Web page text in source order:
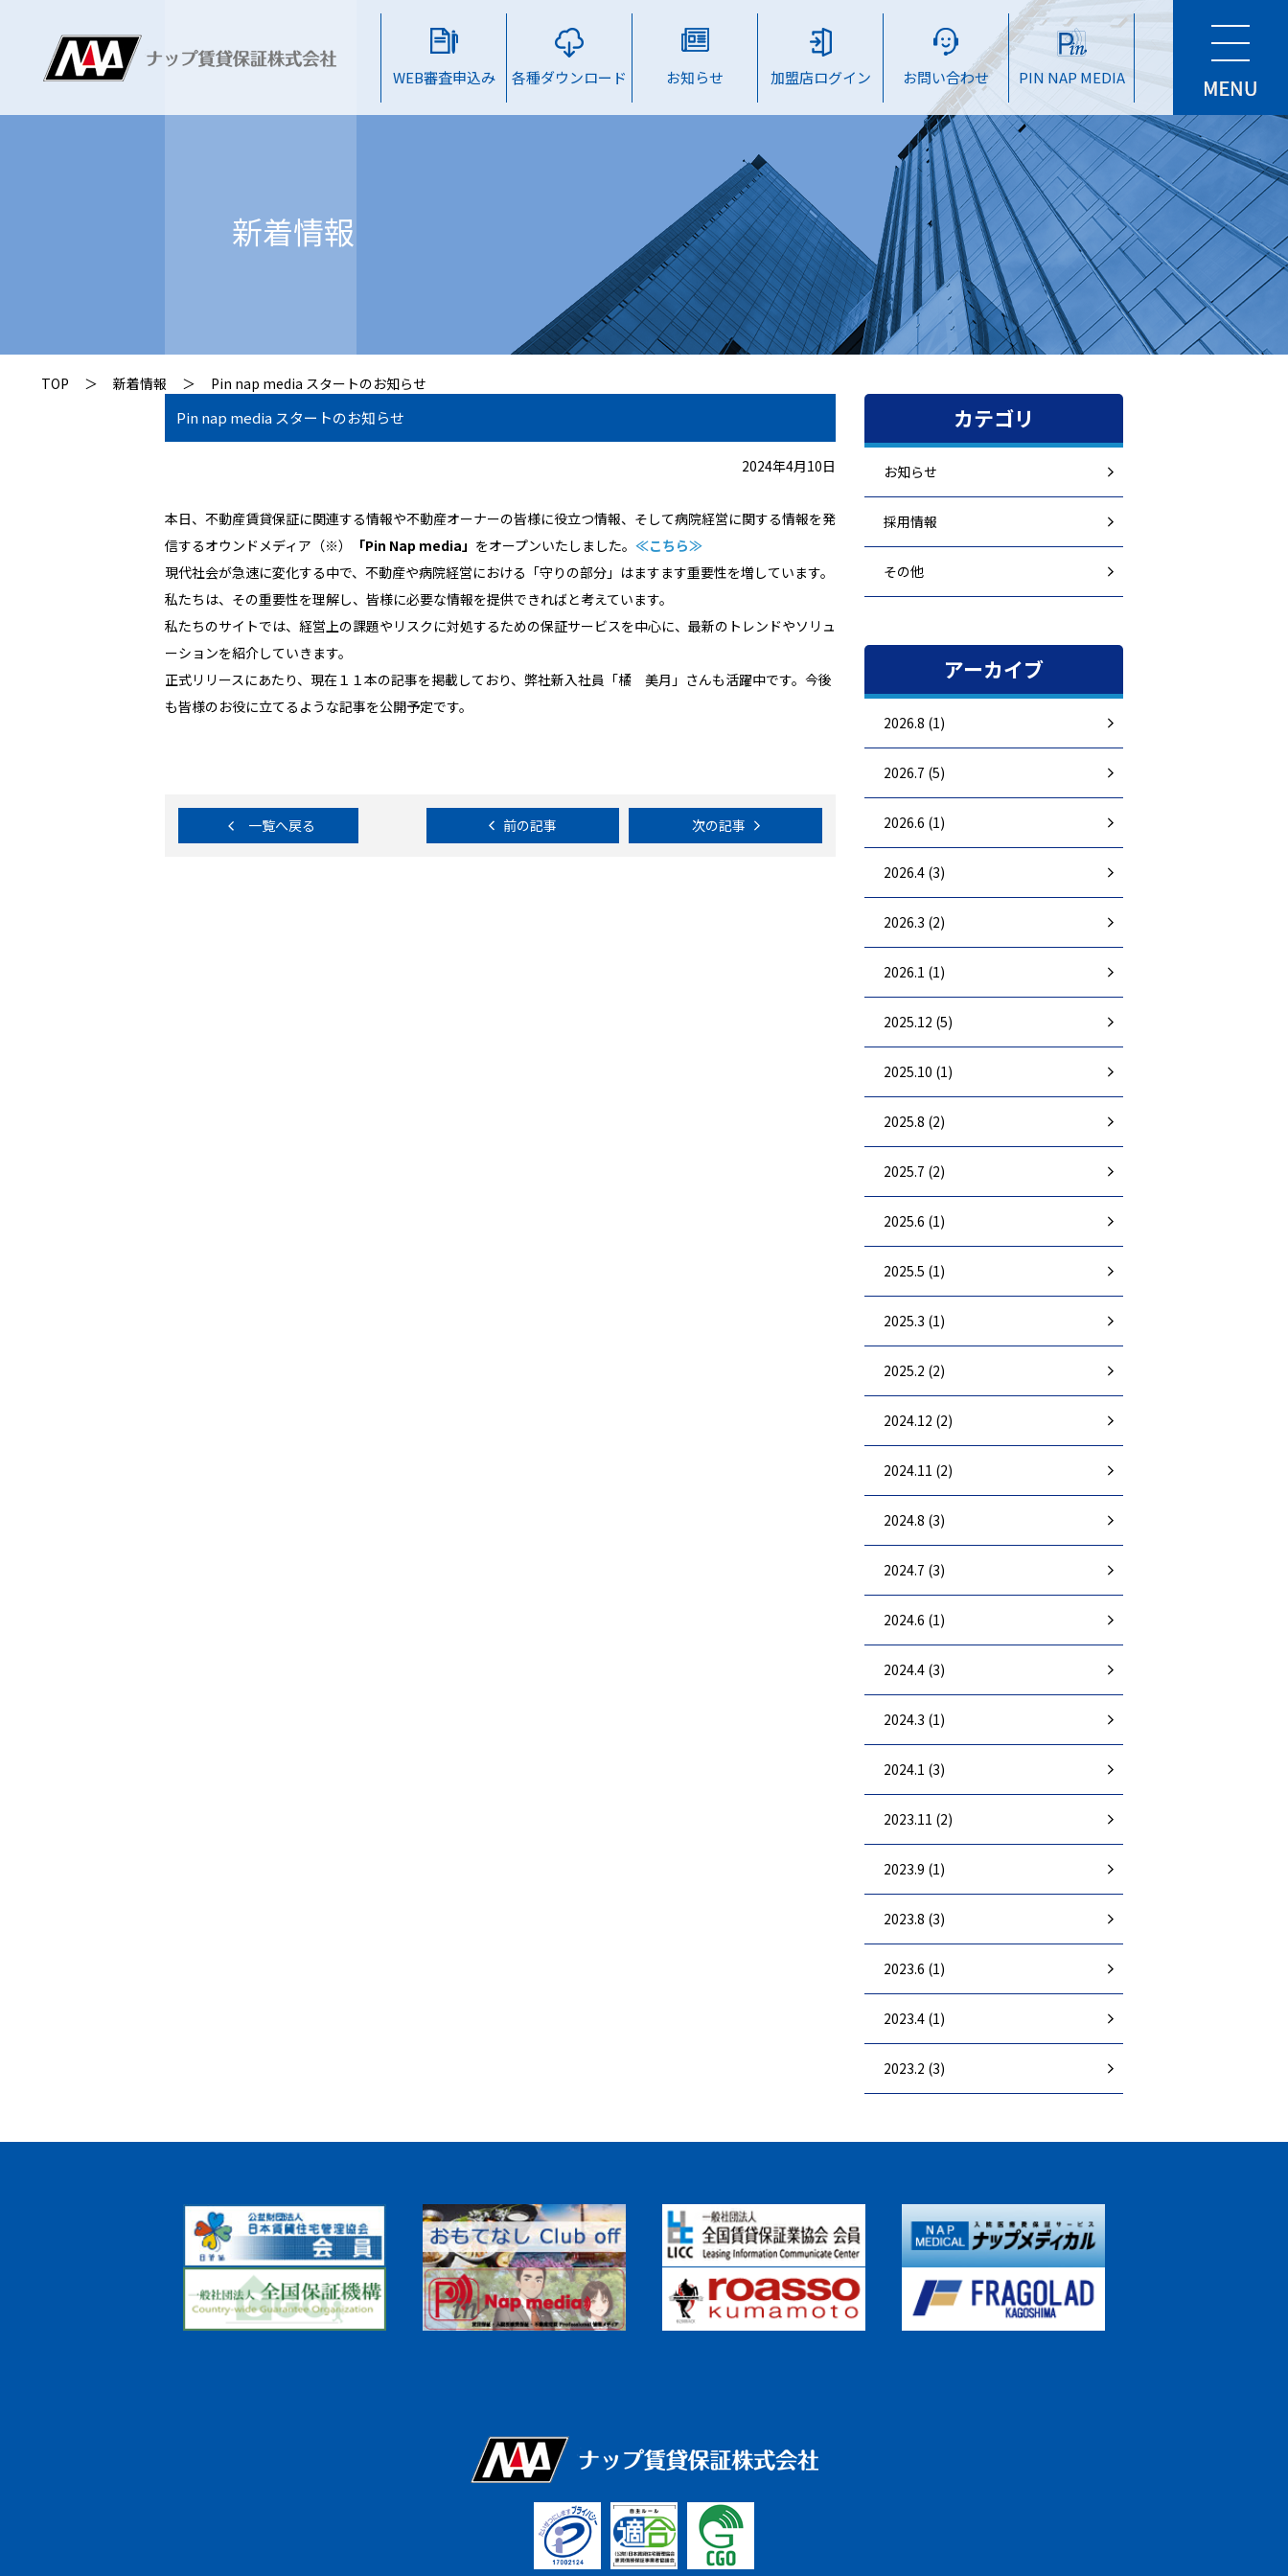
WEB審査申込み 各種ダウンロード お知らせ 加盟店ログイン お問い合わせ PIN NAP MEDIA
新着情報
TOP ＞ 新着情報 ＞ Pin nap media スタートのお知らせ
Pin nap media スタートのお知らせ
2024年4月10日
本日、不動産賃貸保証に関連する情報や不動産オーナーの皆様に役立つ情報、そして病院経営に関する情報を発
信するオウンドメディア（※）
「Pin Nap media」 をオープンいたしました。 ≪こちら≫
現代社会が急速に変化する中で、不動産や病院経営における「守りの部分」はますます重要性を増しています。
私たちは、その重要性を理解し、皆様に必要な情報を提供できればと考えています。
私たちのサイトでは、経営上の課題やリスクに対処するための保証サービスを中心に、最新のトレンドやソリュ
ーションを紹介していきます。
正式リリースにあたり、現在１１本の記事を掲載しており、弊社新入社員「橘 美月」さんも活躍中です。今後
も皆様のお役に立てるような記事を公開予定です。
一覧へ戻る 次の記事
前の記事
カテゴリ
お知らせ
採用情報
その他
アーカイブ
2026.8 (1)
2026.7 (5)
2026.6 (1)
2026.4 (3)
2026.3 (2)
2026.1 (1)
2025.12 (5)
2025.10 (1)
2025.8 (2)
2025.7 (2)
2025.6 (1)
2025.5 (1)
2025.3 (1)
2025.2 (2)
2024.12 (2)
2024.11 (2)
2024.8 (3)
2024.7 (3)
2024.6 (1)
2024.4 (3)
2024.3 (1)
2024.1 (3)
2023.11 (2)
2023.9 (1)
2023.8 (3)
2023.6 (1)
2023.4 (1)
2023.2 (3)